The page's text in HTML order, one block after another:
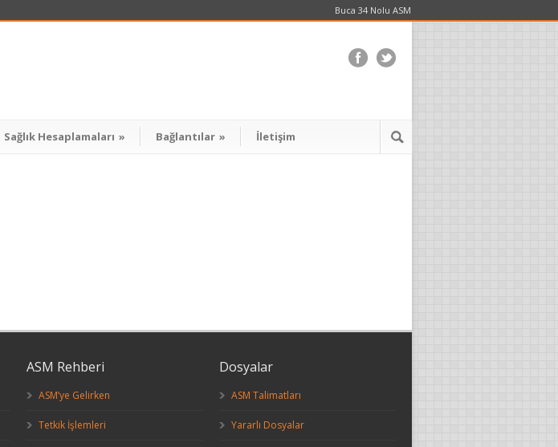
Buca 34 Nolu ASM
Sağlık Hesaplamaları » Bağlantılar » İletişim
ASM Rehberi
ASM’ye Gelirken
Tetkik İşlemleri
Dosyalar
ASM Talimatları
Yararlı Dosyalar